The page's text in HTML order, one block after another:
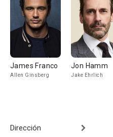
James Franco
Allen Ginsberg
Jon Hamm
Jake Ehrlich
Dirección